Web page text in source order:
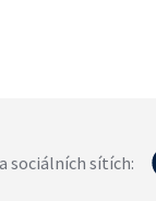
sociálních sítích: